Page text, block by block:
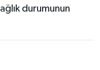
durumunun